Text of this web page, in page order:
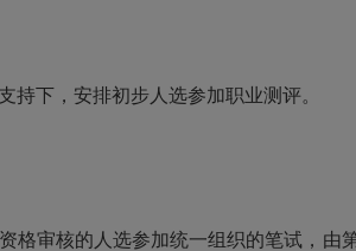
持下，安排初步人选参加职业测评。
格审核的人选参加统一组织的笔试，由